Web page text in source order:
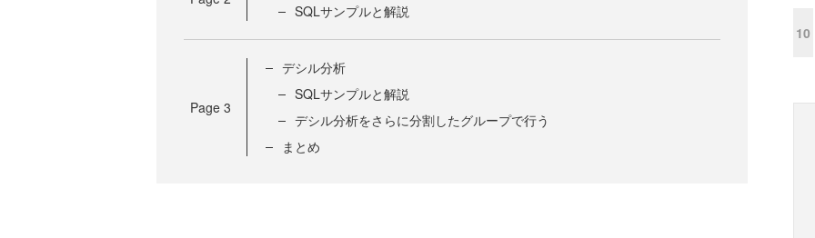
SQLサンプルと解説
Page 3
デシル分析
SQLサンプルと解説
デシル分析をさらに分割したグループで行う
まとめ
10